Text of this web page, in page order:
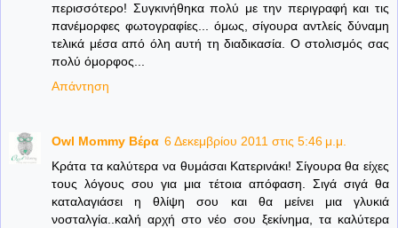
περισσότερο! Συγκινήθηκα πολύ με την περιγραφή και τις
πανέμορφες φωτογραφίες... όμως, σίγουρα αντλείς δύναμη
τελικά μέσα από όλη αυτή τη διαδικασία. Ο στολισμός σας
πολύ όμορφος...
Απάντηση
Owl Mommy Βέρα 6 Δεκεμβρίου 2011 στις 5:46 μ.μ.
Κράτα τα καλύτερα να θυμάσαι Κατερινάκι! Σίγουρα θα είχες
τους λόγους σου για μια τέτοια απόφαση. Σιγά σιγά θα
καταλαγιάσει η θλίψη σου και θα μείνει μια γλυκιά
νοσταλγία..καλή αρχή στο νέο σου ξεκίνημα, τα καλύτερα